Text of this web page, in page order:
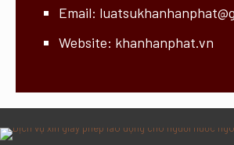
Email:
Website: khanhanphat.vn